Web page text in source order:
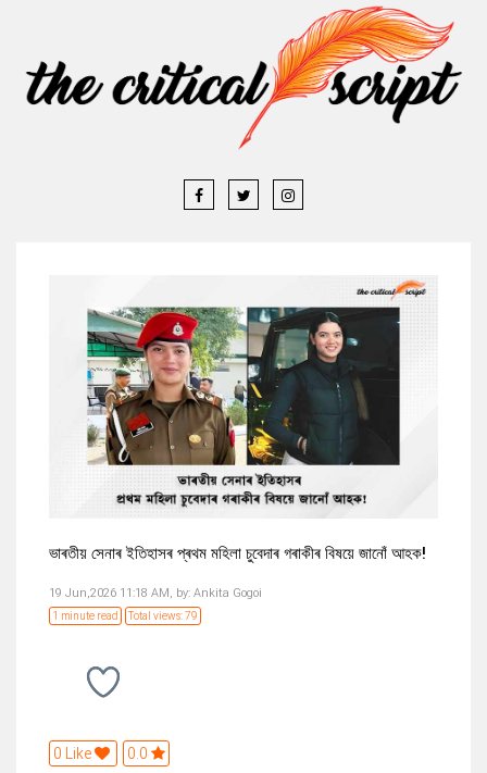
ভাৰতীয় সেনাৰ ইতিহাসৰ প্ৰথম মহিলা চুবেদাৰ গৰাকীৰ বিষয়ে জানোঁ আহক!
19 Jun,2026 11:18 AM, by: Ankita Gogoi
1 minute read Total views: 79
0 Like 0.0